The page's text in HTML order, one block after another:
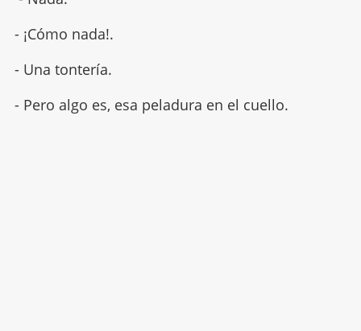
- ¡Cómo nada!.
- Una tontería.
- Pero algo es, esa peladura en el cuello.